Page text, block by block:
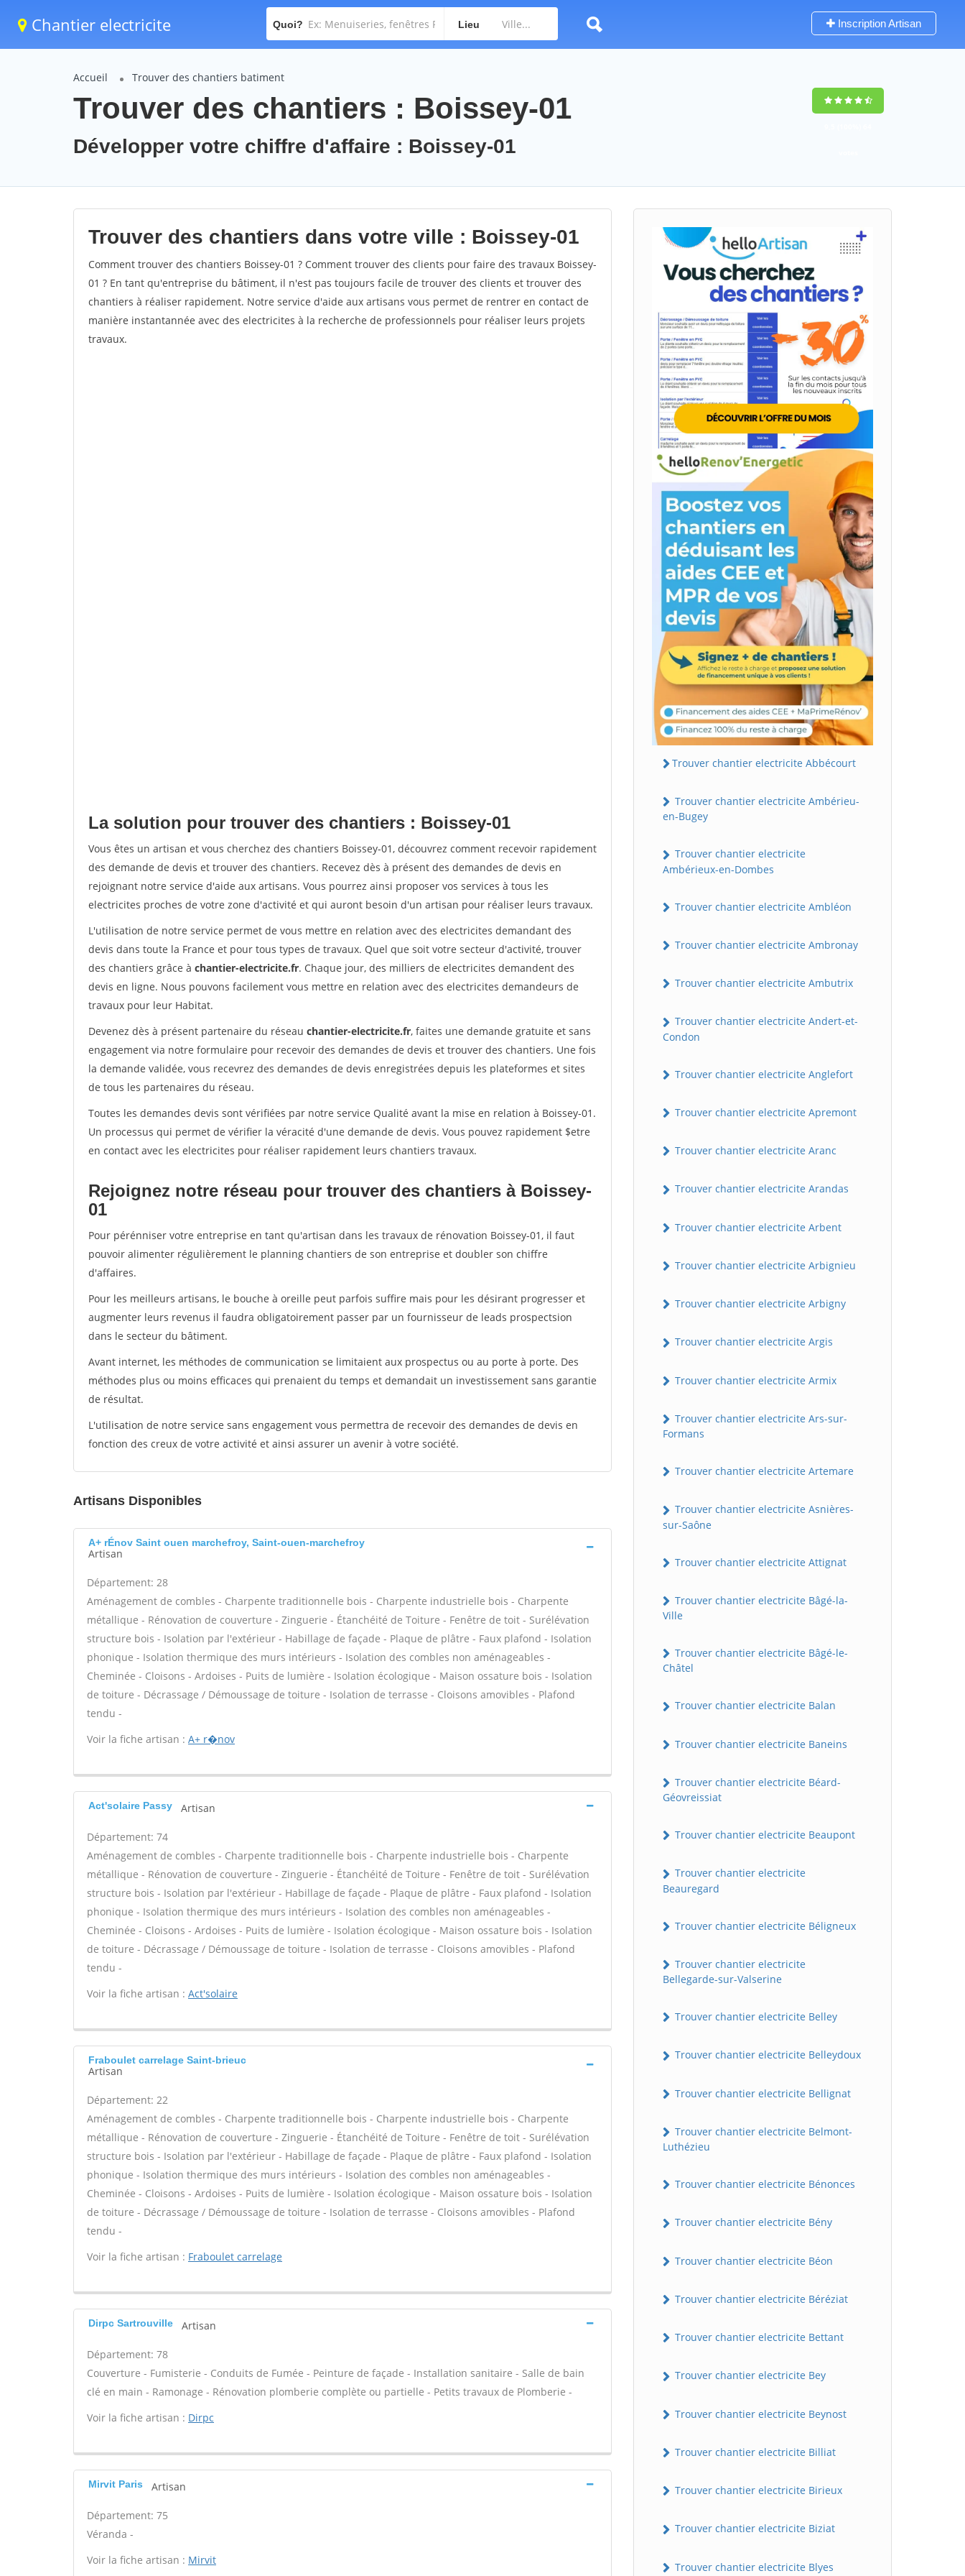
Chantier electricite Quoi? Lieu Inscription Artisan
Accueil Trouver des chantiers batiment
Trouver des chantiers : Boissey-01
Développer votre chiffre d'affaire : Boissey-01
Trouver des chantiers dans votre ville : Boissey-01
Comment trouver des chantiers Boissey-01 ? Comment trouver des clients pour faire des travaux Boissey-
01 ? En tant qu'entreprise du bâtiment, il n'est pas toujours facile de trouver des clients et trouver des
chantiers à réaliser rapidement. Notre service d'aide aux artisans vous permet de rentrer en contact de
manière instantannée avec des electricites à la recherche de professionnels pour réaliser leurs projets
travaux.
La solution pour trouver des chantiers : Boissey-01
Vous êtes un artisan et vous cherchez des chantiers Boissey-01, découvrez comment recevoir rapidement
des demande de devis et trouver des chantiers. Recevez dès à présent des demandes de devis en
rejoignant notre service d'aide aux artisans. Vous pourrez ainsi proposer vos services à tous les
electricites proches de votre zone d'activité et qui auront besoin d'un artisan pour réaliser leurs travaux.
L'utilisation de notre service permet de vous mettre en relation avec des electricites demandant des
devis dans toute la France et pour tous types de travaux. Quel que soit votre secteur d'activité, trouver
des chantiers grâce à chantier-electricite.fr. Chaque jour, des milliers de electricites demandent des
devis en ligne. Nous pouvons facilement vous mettre en relation avec des electricites demandeurs de
travaux pour leur Habitat.
Devenez dès à présent partenaire du réseau chantier-electricite.fr, faites une demande gratuite et sans
engagement via notre formulaire pour recevoir des demandes de devis et trouver des chantiers. Une fois
la demande validée, vous recevrez des demandes de devis enregistrées depuis les plateformes et sites
de tous les partenaires du réseau.
Toutes les demandes devis sont vérifiées par notre service Qualité avant la mise en relation à Boissey-01.
Un processus qui permet de vérifier la véracité d'une demande de devis. Vous pouvez rapidement $etre
en contact avec les electricites pour réaliser rapidement leurs chantiers travaux.
Rejoignez notre réseau pour trouver des chantiers à Boissey-
01
Pour pérénniser votre entreprise en tant qu'artisan dans les travaux de rénovation Boissey-01, il faut
pouvoir alimenter régulièrement le planning chantiers de son entreprise et doubler son chiffre
d'affaires.
Pour les meilleurs artisans, le bouche à oreille peut parfois suffire mais pour les désirant progresser et
augmenter leurs revenus il faudra obligatoirement passer par un fournisseur de leads prospectsion
dans le secteur du bâtiment.
Avant internet, les méthodes de communication se limitaient aux prospectus ou au porte à porte. Des
méthodes plus ou moins efficaces qui prenaient du temps et demandait un investissement sans garantie
de résultat.
L'utilisation de notre service sans engagement vous permettra de recevoir des demandes de devis en
fonction des creux de votre activité et ainsi assurer un avenir à votre société.
Artisans Disponibles
A+ rÉnov Saint ouen marchefroy, Saint-ouen-marchefroy
Artisan
Département: 28
Aménagement de combles - Charpente traditionnelle bois - Charpente industrielle bois - Charpente
métallique - Rénovation de couverture - Zinguerie - Étanchéité de Toiture - Fenêtre de toit - Surélévation
structure bois - Isolation par l'extérieur - Habillage de façade - Plaque de plâtre - Faux plafond - Isolation
phonique - Isolation thermique des murs intérieurs - Isolation des combles non aménageables -
Cheminée - Cloisons - Ardoises - Puits de lumière - Isolation écologique - Maison ossature bois - Isolation
de toiture - Décrassage / Démoussage de toiture - Isolation de terrasse - Cloisons amovibles - Plafond
tendu -
Voir la fiche artisan : A+ r�nov
Act'solaire Passy Artisan
Département: 74
Aménagement de combles - Charpente traditionnelle bois - Charpente industrielle bois - Charpente
métallique - Rénovation de couverture - Zinguerie - Étanchéité de Toiture - Fenêtre de toit - Surélévation
structure bois - Isolation par l'extérieur - Habillage de façade - Plaque de plâtre - Faux plafond - Isolation
phonique - Isolation thermique des murs intérieurs - Isolation des combles non aménageables -
Cheminée - Cloisons - Ardoises - Puits de lumière - Isolation écologique - Maison ossature bois - Isolation
de toiture - Décrassage / Démoussage de toiture - Isolation de terrasse - Cloisons amovibles - Plafond
tendu -
Voir la fiche artisan : Act'solaire
Fraboulet carrelage Saint-brieuc
Artisan
Département: 22
Aménagement de combles - Charpente traditionnelle bois - Charpente industrielle bois - Charpente
métallique - Rénovation de couverture - Zinguerie - Étanchéité de Toiture - Fenêtre de toit - Surélévation
structure bois - Isolation par l'extérieur - Habillage de façade - Plaque de plâtre - Faux plafond - Isolation
phonique - Isolation thermique des murs intérieurs - Isolation des combles non aménageables -
Cheminée - Cloisons - Ardoises - Puits de lumière - Isolation écologique - Maison ossature bois - Isolation
de toiture - Décrassage / Démoussage de toiture - Isolation de terrasse - Cloisons amovibles - Plafond
tendu -
Voir la fiche artisan : Fraboulet carrelage
Dirpc Sartrouville Artisan
Département: 78
Couverture - Fumisterie - Conduits de Fumée - Peinture de façade - Installation sanitaire - Salle de bain
clé en main - Ramonage - Rénovation plomberie complète ou partielle - Petits travaux de Plomberie -
Voir la fiche artisan : Dirpc
Mirvit Paris Artisan
Département: 75
Véranda -
Voir la fiche artisan : Mirvit
Trouver chantier electricite Abbécourt
Trouver chantier electricite Ambérieu-
en-Bugey
Trouver chantier electricite
Ambérieux-en-Dombes
Trouver chantier electricite Ambléon
Trouver chantier electricite Ambronay
Trouver chantier electricite Ambutrix
Trouver chantier electricite Andert-et-
Condon
Trouver chantier electricite Anglefort
Trouver chantier electricite Apremont
Trouver chantier electricite Aranc
Trouver chantier electricite Arandas
Trouver chantier electricite Arbent
Trouver chantier electricite Arbignieu
Trouver chantier electricite Arbigny
Trouver chantier electricite Argis
Trouver chantier electricite Armix
Trouver chantier electricite Ars-sur-
Formans
Trouver chantier electricite Artemare
Trouver chantier electricite Asnières-
sur-Saône
Trouver chantier electricite Attignat
Trouver chantier electricite Bâgé-la-
Ville
Trouver chantier electricite Bâgé-le-
Châtel
Trouver chantier electricite Balan
Trouver chantier electricite Baneins
Trouver chantier electricite Béard-
Géovreissiat
Trouver chantier electricite Beaupont
Trouver chantier electricite
Beauregard
Trouver chantier electricite Béligneux
Trouver chantier electricite
Bellegarde-sur-Valserine
Trouver chantier electricite Belley
Trouver chantier electricite Belleydoux
Trouver chantier electricite Bellignat
Trouver chantier electricite Belmont-
Luthézieu
Trouver chantier electricite Bénonces
Trouver chantier electricite Bény
Trouver chantier electricite Béon
Trouver chantier electricite Béréziat
Trouver chantier electricite Bettant
Trouver chantier electricite Bey
Trouver chantier electricite Beynost
Trouver chantier electricite Billiat
Trouver chantier electricite Birieux
Trouver chantier electricite Biziat
Trouver chantier electricite Blyes